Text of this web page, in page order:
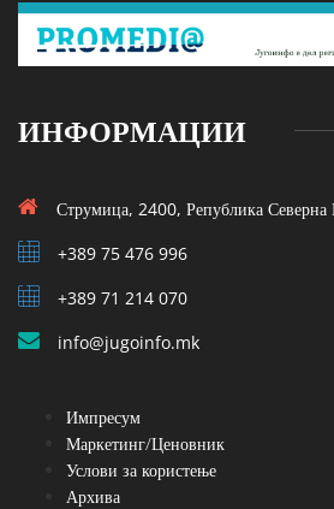
ИНФОРМАЦИИ
Струмица, 2400, Република Северна
+389 75 476 996
+389 71 214 070
info@jugoinfo.mk
Импресум
Маркетинг/Ценовник
Услови за користење
Архива